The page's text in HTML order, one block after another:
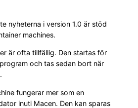
nyheterna i version 1.0 är stöd
machines.
är ofta tillfällig. Den startas för
och tas sedan bort när
fungerar mer som en
inuti Macen. Den kan sparas